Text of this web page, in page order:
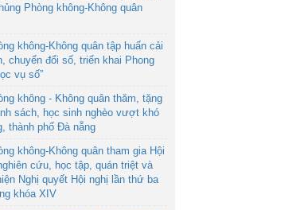
Phòng không-Không quân
không-Không quân tập huấn cải
chuyển đổi số, triển khai Phong
vụ số”
không - Không quân thăm, tặng
sách, học sinh nghèo vượt khó
thành phố Đà nẵng
không-Không quân tham gia Hội
cứu, học tập, quán triệt và
Nghị quyết Hội nghị lần thứ ba
khóa XIV